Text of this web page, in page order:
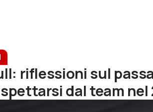
riflessioni sul
dal team nel